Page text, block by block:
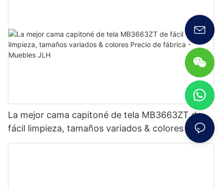
La mejor cama capitoné de tela MB3663ZT de
fácil limpieza, tamaños variados & colores Precio
de fábrica - Muebles JLH